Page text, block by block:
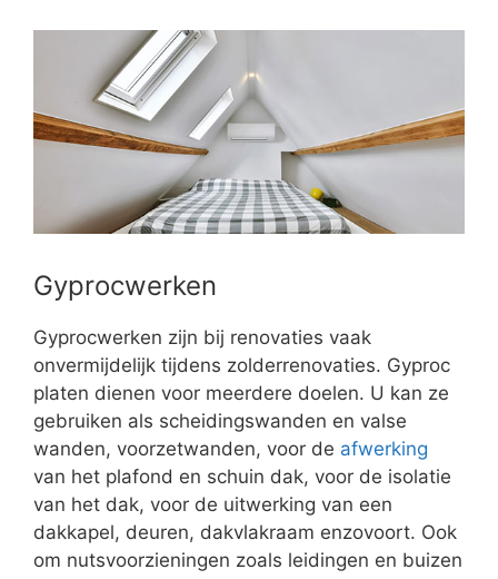
Gyprocwerken
Gyprocwerken zijn bij renovaties vaak
onvermijdelijk tijdens zolderrenovaties. Gyproc
platen dienen voor meerdere doelen. U kan ze
gebruiken als scheidingswanden en valse
wanden, voorzetwanden, voor de afwerking
van het plafond en schuin dak, voor de isolatie
van het dak, voor de uitwerking van een
dakkapel, deuren, dakvlakraam enzovoort. Ook
om nutsvoorzieningen zoals leidingen en buizen